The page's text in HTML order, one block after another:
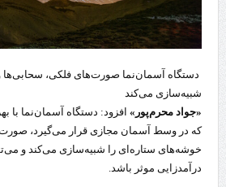
دستگاه آسمان‌نما صورت‌های فلکی، سحابی‌ها
شبیه‌سازی می‌کند
«جواد محرم‌‍‌پور»افزود: دستگاه آسمان‌نما با
که در وسط آسمان مجازی قرار می‌گیرد،
خوشه‌های ستاره‌ای را شبیه‌سازی می‌کند و
درآمدزایی موثر باشد.